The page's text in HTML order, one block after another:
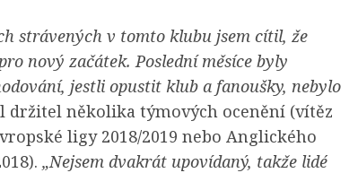
strávených v tomto klubu jsem cítil, že
nový začátek. Poslední měsíce byly
jestli opustit klub a fanoušky, nebylo
držitel několika týmových ocenění (vítěz
ligy 2018/2019 nebo Anglického
„Nejsem dvakrát upovídaný, takže lidé